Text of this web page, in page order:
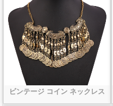
ビンテージ コイン ネックレス